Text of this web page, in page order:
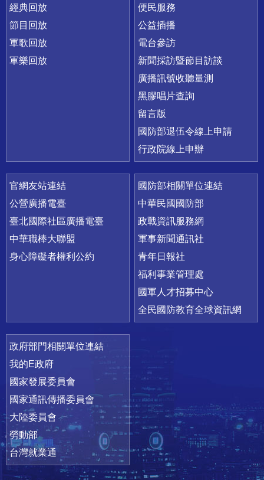
經典回放
節目回放
軍歌回放
軍樂回放
便民服務
公益插播
電台參訪
新聞採訪暨節目訪談
廣播訊號收聽量測
黑膠唱片查詢
留言版
國防部退伍令線上申請
行政院線上申辦
官網友站連結
公營廣播電臺
臺北國際社區廣播電臺
中華職棒大聯盟
身心障礙者權利公約
國防部相關單位連結
中華民國國防部
政戰資訊服務網
軍事新聞通訊社
青年日報社
福利事業管理處
國軍人才招募中心
全民國防教育全球資訊網
政府部門相關單位連結
我的E政府
國家發展委員會
國家通訊傳播委員會
大陸委員會
勞動部
台灣就業通